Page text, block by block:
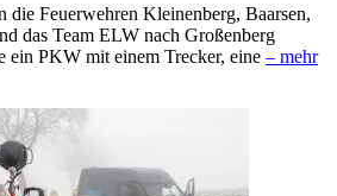
die Feuerwehren Kleinenberg, Baarsen,
das Team ELW nach Großenberg
ein PKW mit einem Trecker, eine – mehr